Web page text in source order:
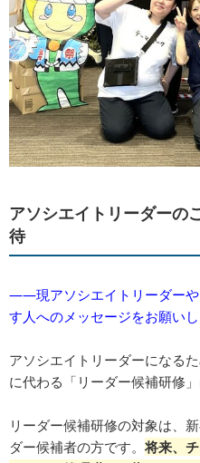
アソシエイトリーダーの
待
――現アソシエイトリーダーや
す人へのメッセージをお願いし
アソシエイトリーダーになる
に代わる「リーダー候補研修」
リーダー候補研修の対象は、
ダー候補者の方です。将来、